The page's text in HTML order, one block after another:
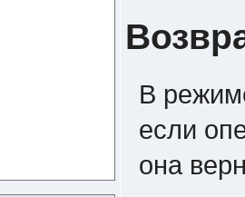
В
если
она